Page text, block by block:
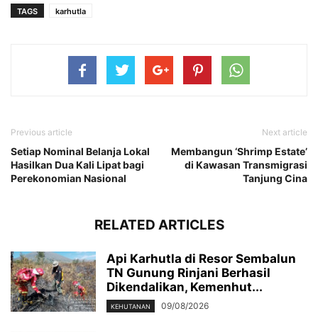
TAGS karhutla
Previous article
Setiap Nominal Belanja Lokal
Hasilkan Dua Kali Lipat bagi
Perekonomian Nasional
Next article
Membangun ‘Shrimp Estate’
di Kawasan Transmigrasi
Tanjung Cina
RELATED ARTICLES
Api Karhutla di Resor Sembalun
TN Gunung Rinjani Berhasil
Dikendalikan, Kemenhut...
KEHUTANAN 09/08/2026